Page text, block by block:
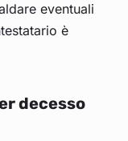
eventuali
è
decesso